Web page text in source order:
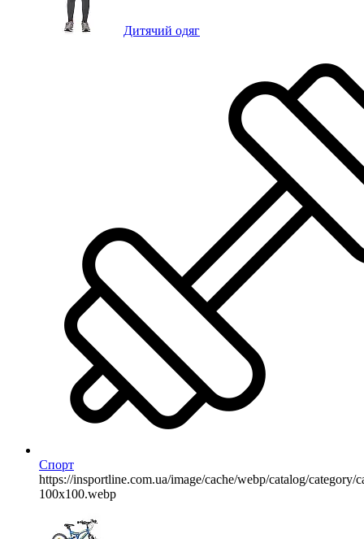
Дитячий одяг
Спорт
https://insportline.com.ua/image/cache/webp/catalog/category/
100x100.webp